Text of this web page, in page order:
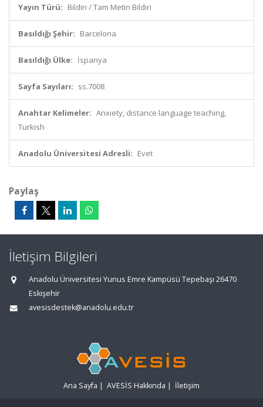
Yayın Türü: Bildiri / Tam Metin Bildiri
Basıldığı Şehir: Barcelona
Basıldığı Ülke: İspanya
Sayfa Sayıları: ss.7008
Anahtar Kelimeler: Anxiety, distance language teaching,
Turkish
Anadolu Üniversitesi Adresli: Evet
Paylaş
İletişim Bilgileri
Anadolu Üniversitesi Yunus Emre Kampüsü Tepebaşı 26470
Eskişehir
avesisdestek@anadolu.edu.tr
Ana Sayfa | AVESİS Hakkında | İletişim